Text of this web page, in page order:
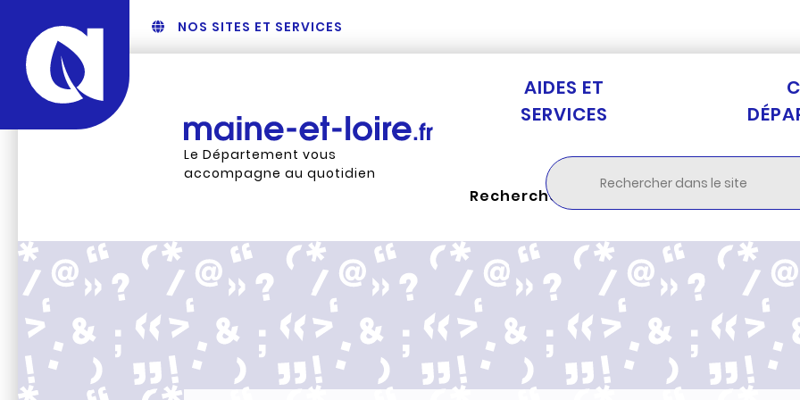
NOS SITES ET SERVICES
Le Département vous
accompagne au quotidien
AIDES ET
SERVICES
Rechercher